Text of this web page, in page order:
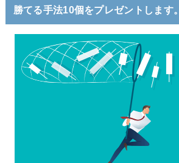
勝てる手法10個をプレゼントします。